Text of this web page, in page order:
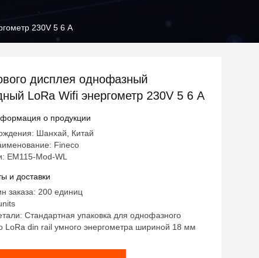
230V 5 6 A
дисплея однофазный
LoRa Wifi энергометр 230V 5 6 A
о продукции
Шанхай, Китай
Fineco
EM115-Mod-WL
и доставки
заказа: 200 единиц
Стандартная упаковка для однофазного
LoRa din rail умного энергометра шириной 18 мм